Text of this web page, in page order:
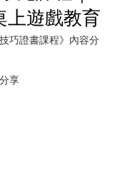
巧證書課程》內容分
享
上遊戲教育